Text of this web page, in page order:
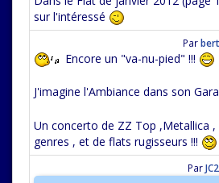
sur l'intéressé
Par
Encore un "va-nu-pied" !!!
J'imagine l'Ambiance dans son
Un concerto de ZZ Top ,Metallica
genres , et de flats rugisseurs !!!
Par